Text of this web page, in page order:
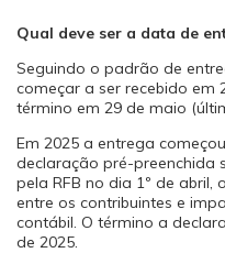
Qual deve ser a data de
Seguindo o padrão de
começar a ser recebido em
término em 29 de maio
Em 2025 a entrega
declaração pré-preenchida
pela RFB no dia 1º de
entre os contribuintes e
contábil. O término a
de 2025.